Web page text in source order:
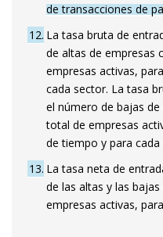
de transacciones de
12 La tasa bruta de
de altas de empresas
empresas activas,
cada sector. La tasa
el número de bajas
total de empresas
de tiempo y para cada
13 La tasa neta de
de las altas y las
empresas activas,